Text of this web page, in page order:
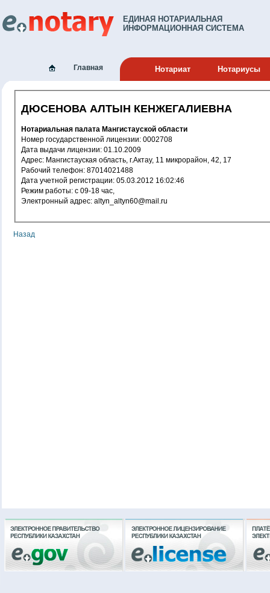
ЕДИНАЯ НОТАРИАЛЬНАЯ
ИНФОРМАЦИОННАЯ СИСТЕМА
Главная Нотариат Нотариусы
ДЮСЕНОВА АЛТЫН КЕНЖЕГАЛИЕВНА
Нотариальная палата Мангистауской области
Номер государственной лицензии: 0002708
Дата выдачи лицензии: 01.10.2009
Адрес: Мангистауская область, г.Актау, 11 микрорайон, 42, 17
Рабочий телефон: 87014021488
Дата учетной регистрации: 05.03.2012 16:02:46
Режим работы: с 09-18 час,
Электронный адрес: altyn_altyn60@mail.ru
Назад